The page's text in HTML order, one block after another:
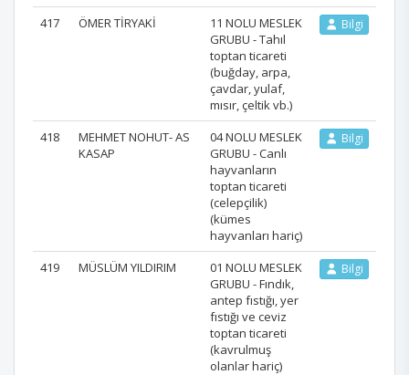
417 ÖMER TİRYAKİ
11 NOLU MESLEK
GRUBU - Tahıl
toptan ticareti
(buğday, arpa,
çavdar, yulaf,
mısır, çeltik vb.)
Bilgi
418
MEHMET NOHUT- AS
KASAP
04 NOLU MESLEK
GRUBU - Canlı
hayvanların
toptan ticareti
(celepçilik)
(kümes
hayvanları hariç)
Bilgi
419 MÜSLÜM YILDIRIM
01 NOLU MESLEK
GRUBU - Fındık,
antep fıstığı, yer
fıstığı ve ceviz
toptan ticareti
(kavrulmuş
olanlar hariç)
Bilgi